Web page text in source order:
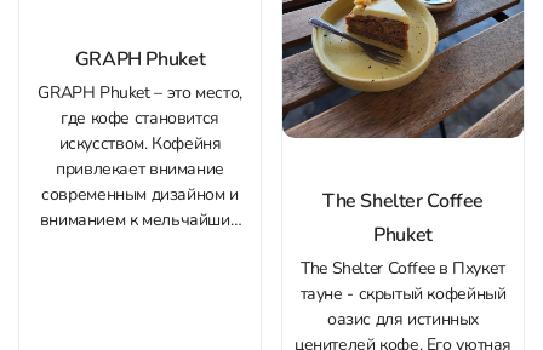
GRAPH Phuket
GRAPH Phuket – это место,
где кофе становится
искусством. Кофейня
привлекает внимание
современным дизайном и
вниманием к мельчайшим
The Shelter Coffee
Phuket
The Shelter Coffee в Пхукет
тауне - скрытый кофейный
оазис для истинных
ценителей кофе. Его уютная